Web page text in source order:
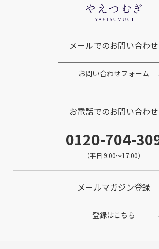
メールでのお問い合わせ
お問い合わせフォーム
お電話でのお問い合わせ
0120-704-
（平日 9:00～17:00）
メールマガジン登録
登録はこちら